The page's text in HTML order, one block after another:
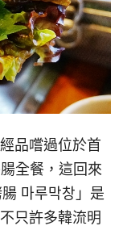
品嚐過位於首
全餐，這回來
마루막창」是
只許多韓流明